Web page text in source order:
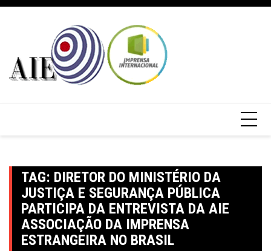
TAG: DIRETOR DO MINISTÉRIO DA
JUSTIÇA E SEGURANÇA PÚBLICA
PARTICIPA DA ENTREVISTA DA AIE
ASSOCIAÇÃO DA IMPRENSA
ESTRANGEIRA NO BRASIL